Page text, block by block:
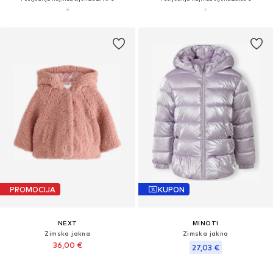
PROMOCIJA
NEXT
Zimska jakna
36,00 €
KUPON
MINOTI
Zimska jakna
27,03 €